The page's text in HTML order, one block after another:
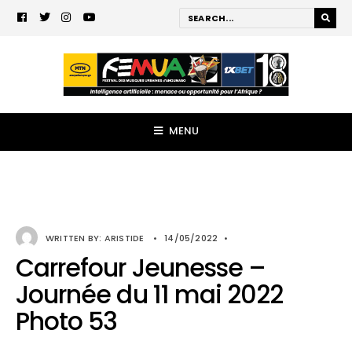
MENU
WRITTEN BY: ARISTIDE • 14/05/2022 •
Carrefour Jeunesse –
Journée du 11 mai 2022
Photo 53